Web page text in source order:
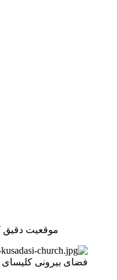
موقعیت دقیق
فضای بیرونی کلیسای